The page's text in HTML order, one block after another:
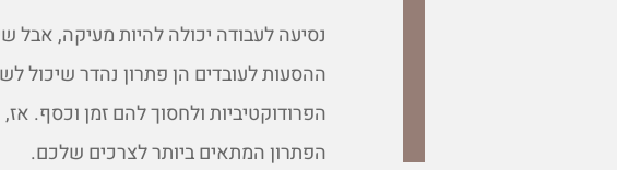
נסיעה לעבודה יכולה להיות מעיקה, אבל
ההסעות לעובדים הן פתרון נהדר שיכול
הפרודוקטיביות ולחסוך להם זמן וכסף.
הפתרון המתאים ביותר לצרכים שלכם.